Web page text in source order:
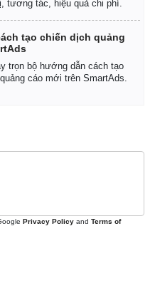
tương tác, hiệu quả chi phí.
tạo chiến dịch quảng
trọn bộ hướng dẫn cách tạo
cáo mới trên SmartAds.
Privacy Policy and Terms of